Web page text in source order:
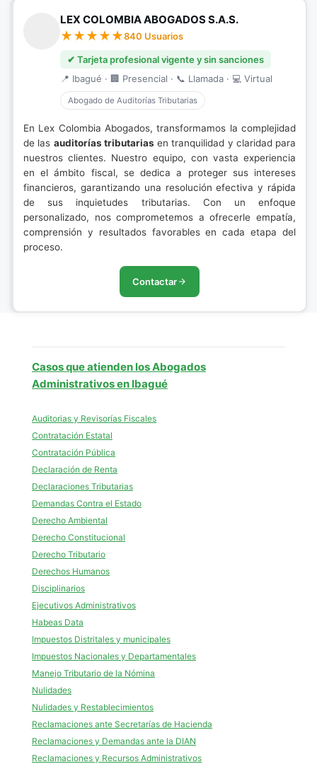
LEX COLOMBIA ABOGADOS S.A.S.
840 Usuarios
✔ Tarjeta profesional vigente y sin sanciones
📍 Ibagué · 🏢 Presencial · 📞 Llamada · 💻 Virtual
Abogado de Auditorías Tributarias
En Lex Colombia Abogados, transformamos la complejidad
de las auditorías tributarias en tranquilidad y claridad para
nuestros clientes. Nuestro equipo, con vasta experiencia
en el ámbito fiscal, se dedica a proteger sus intereses
financieros, garantizando una resolución efectiva y rápida
de sus inquietudes tributarias. Con un enfoque
personalizado, nos comprometemos a ofrecerle empatía,
comprensión y resultados favorables en cada etapa del
proceso.
Contactar
Casos que atienden los Abogados
Administrativos en Ibagué
Auditorias y Revisorías Fiscales
Contratación Estatal
Contratación Pública
Declaración de Renta
Declaraciones Tributarias
Demandas Contra el Estado
Derecho Ambiental
Derecho Constitucional
Derecho Tributario
Derechos Humanos
Disciplinarios
Ejecutivos Administrativos
Habeas Data
Impuestos Distritales y municipales
Impuestos Nacionales y Departamentales
Manejo Tributario de la Nómina
Nulidades
Nulidades y Restablecimientos
Reclamaciones ante Secretarías de Hacienda
Reclamaciones y Demandas ante la DIAN
Reclamaciones y Recursos Administrativos